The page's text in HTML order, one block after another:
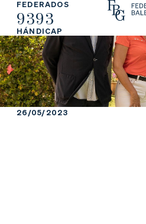
FEDERADOS
9393
HÁNDICAP
La
Fe
de
ra
Fe
de
ra
rs
Ju
ga
r
26/05/2023